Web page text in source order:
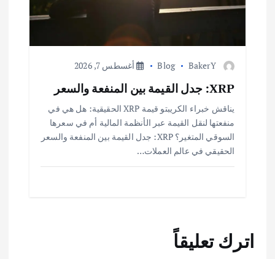
BakerY
Blog أغسطس 7, 2026
XRP: جدل القيمة بين المنفعة والسعر
يناقش خبراء الكريبتو قيمة XRP الحقيقية: هل هي في
منفعتها لنقل القيمة عبر الأنظمة المالية أم في سعرها
السوقي المتغير؟ XRP: جدل القيمة بين المنفعة والسعر
الحقيقي في عالم العملات…
اترك تعليقاً